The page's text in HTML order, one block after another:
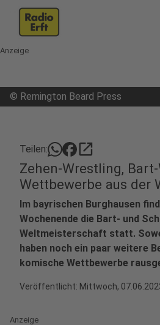
Anzeige
© Remington Beard Press
Teilen: open_in_new
Zehen-Wrestling,
Wettbewerbe aus der
Im bayrischen Burghausen
Wochenende die Bart- und
Weltmeisterschaft statt.
haben noch ein paar weitere
komische Wettbewerbe
Veröffentlicht: Mittwoch,
Anzeige